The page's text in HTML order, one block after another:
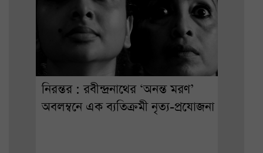
নিরন্তর : রবীন্দ্রনাথের ‘অনন্ত মরণ’
অবলম্বনে এক ব্যতিক্রমী নৃত্য-প্রযোজনা